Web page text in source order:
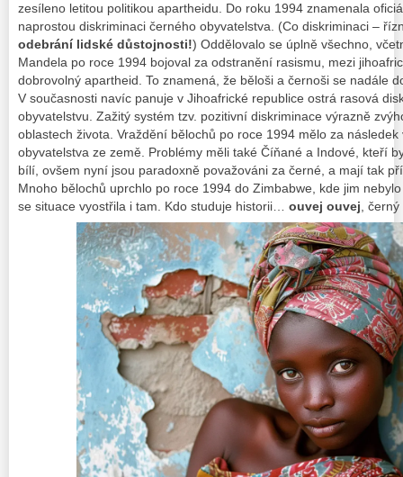
zesíleno letitou politikou apartheidu. Do roku 1994 znamenala
naprostou diskriminaci černého obyvatelstva. (Co diskriminaci –
odebrání lidské důstojnosti!) Oddělovalo se úplně všechno,
Mandela po roce 1994 bojoval za odstranění rasismu, mezi
dobrovolný apartheid. To znamená, že běloši a černoši se nadále
V současnosti navíc panuje v Jihoafrické republice ostrá rasová
obyvatelstvu. Zažitý systém tzv. pozitivní diskriminace výrazně
oblastech života. Vraždění bělochů po roce 1994 mělo za
obyvatelstva ze země. Problémy měli také Číňané a Indové, kteří
bílí, ovšem nyní jsou paradoxně považováni za černé, a mají tak
Mnoho bělochů uprchlo po roce 1994 do Zimbabwe, kde jim
se situace vyostřila i tam. Kdo studuje historii… ouvej ouvej,